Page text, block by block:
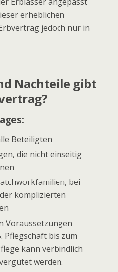
erheblichen
jedoch nur in
Nachteile gibt
Beteiligten
die nicht einseitig
bei
komplizierten
Voraussetzungen
Pflegschaft bis zum
kann verbindlich
werden.